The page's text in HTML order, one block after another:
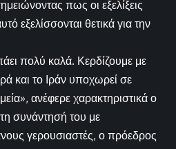
πως οι εξελίξεις
εξελίσσονται θετικά για την
πολύ καλά. Κερδίζουμε με
και το Ιράν υποχωρεί σε
ανέφερε χαρακτηριστικά ο
συνάντησή του με
γερουσιαστές, ο πρόεδρος